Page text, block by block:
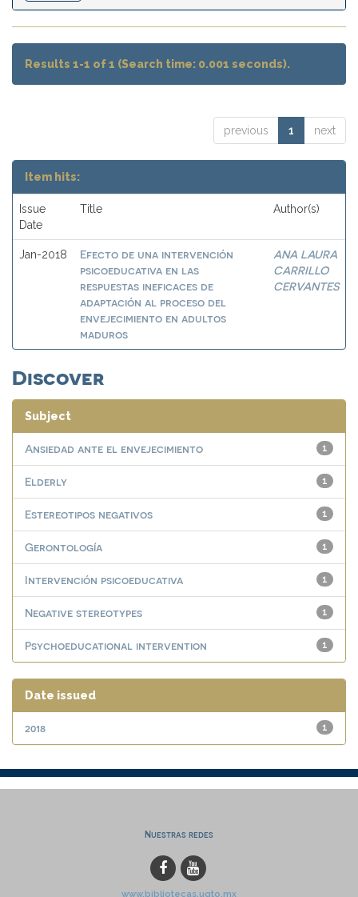
Results 1-1 of 1 (Search time: 0.001 seconds).
previous 1 next
Item hits:
Issue
Date
Title Author(s)
Jan-2018
Efecto de una intervención
psicoeducativa en las
respuestas ineficaces de
adaptación al proceso del
envejecimiento en adultos
maduros
ANA LAURA
CARRILLO
CERVANTES
Discover
Subject
1
Ansiedad ante el envejecimiento
1
Elderly
1
Estereotipos negativos
1
Gerontología
1
Intervención psicoeducativa
1
Negative stereotypes
1
Psychoeducational intervention
Date issued
1
2018
Nuestras redes
www.bibliotecas.ugto.mx